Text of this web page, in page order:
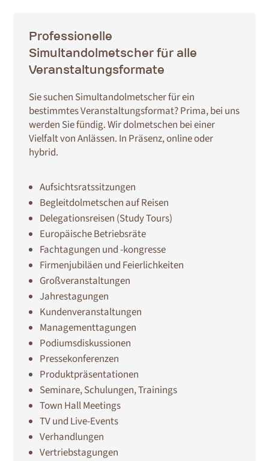
Professionelle
Simultandolmetscher für alle
Veranstaltungsformate
Sie suchen Simultandolmetscher für ein
bestimmtes Veranstaltungsformat? Prima, bei uns
werden Sie fündig. Wir dolmetschen bei einer
Vielfalt von Anlässen. In Präsenz, online oder
hybrid.
Aufsichtsratssitzungen
Begleitdolmetschen auf Reisen
Delegationsreisen (Study Tours)
Europäische Betriebsräte
Fachtagungen und -kongresse
Firmenjubiläen und Feierlichkeiten
Großveranstaltungen
Jahrestagungen
Kundenveranstaltungen
Managementtagungen
Podiumsdiskussionen
Pressekonferenzen
Produktpräsentationen
Seminare, Schulungen, Trainings
Town Hall Meetings
TV und Live-Events
Verhandlungen
Vertriebstagungen